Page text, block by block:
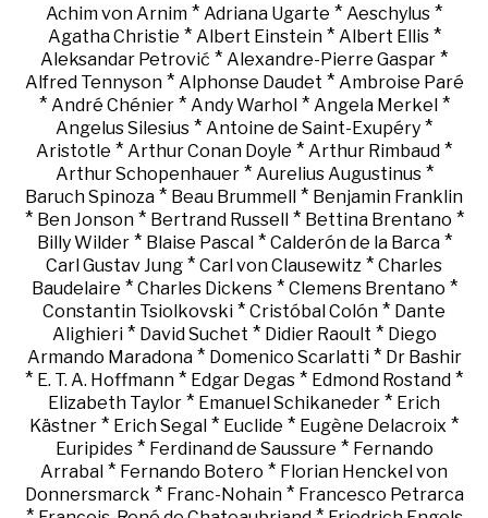
Achim von Arnim * Adriana Ugarte * Aeschylus *
Agatha Christie * Albert Einstein* Albert Ellis*
Aleksandar Petrović * Alexandre-Pierre Gaspar *
Alfred Tennyson* Alphonse Daudet * Ambroise Paré
* André Chénier* Andy Warhol * Angela Merkel *
Angelus Silesius * Antoine de Saint-Exupéry *
Aristotle * Arthur Conan Doyle * Arthur Rimbaud *
Arthur Schopenhauer* Aurelius Augustinus*
Baruch Spinoza * Beau Brummell * Benjamin Franklin
* Ben Jonson* Bertrand Russell * Bettina Brentano *
Billy Wilder* Blaise Pascal* Calderón de la Barca*
Carl Gustav Jung * Carl von Clausewitz * Charles
Baudelaire * Charles Dickens* Clemens Brentano *
Constantin Tsiolkovski * Cristóbal Colón * Dante
Alighieri* David Suchet * Didier Raoult * Diego
Armando Maradona* Domenico Scarlatti* Dr Bashir
* E. T. A. Hoffmann * Edgar Degas * Edmond Rostand *
Elizabeth Taylor * Emanuel Schikaneder * Erich
Kästner * Erich Segal * Euclide * Eugène Delacroix *
Euripides* Ferdinand de Saussure * Fernando
Arrabal * Fernando Botero * Florian Henckel von
Donnersmarck * Franc-Nohain* Francesco Petrarca